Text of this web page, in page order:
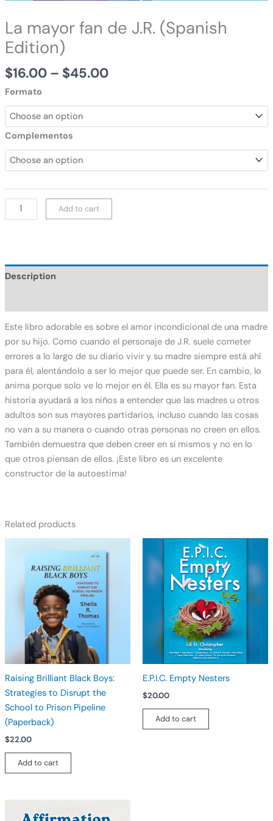
La mayor fan de J.R. (Spanish
Edition)
$16.00 – $45.00
Formato
Complementos
Add to cart
Description
Este libro adorable es sobre el amor incondicional de una madre
por su hijo. Como cuando el personaje de J.R. suele cometer
errores a lo largo de su diario vivir y su madre siempre está ahí
para él, alentándolo a ser lo mejor que puede ser. En cambio, lo
anima porque solo ve lo mejor en él. Ella es su mayor fan. Esta
historia ayudará a los niños a entender que las madres u otros
adultos son sus mayores partidarios, incluso cuando las cosas
no van a su manera o cuando otras personas no creen en ellos.
También demuestra que deben creer en sí mismos y no en lo
que otros piensan de ellos. ¡Este libro es un excelente
constructor de la autoestima!
Related products
Raising Brilliant Black Boys:
Strategies to Disrupt the
School to Prison Pipeline
(Paperback)
$22.00
Add to cart
E.P.I.C. Empty Nesters
$20.00
Add to cart